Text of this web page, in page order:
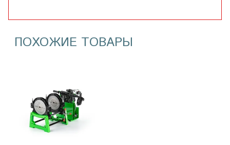
ПОХОЖИЕ ТОВАРЫ